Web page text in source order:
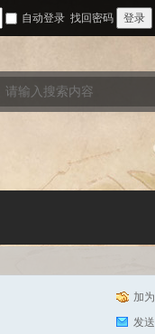
自动登录 找回密码 登录
加
发